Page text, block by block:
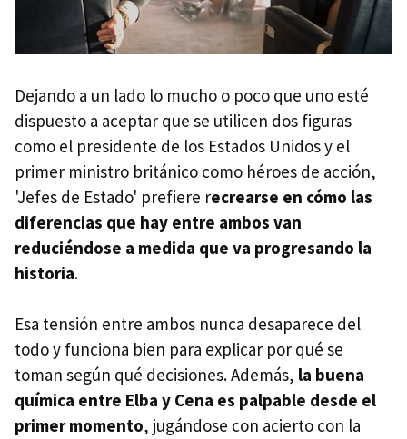
Dejando a un lado lo mucho o poco que uno esté
dispuesto a aceptar que se utilicen dos figuras
como el presidente de los Estados Unidos y el
primer ministro británico como héroes de acción,
'Jefes de Estado' prefiere recrearse en cómo las
diferencias que hay entre ambos van
reduciéndose a medida que va progresando la
historia.
Esa tensión entre ambos nunca desaparece del
todo y funciona bien para explicar por qué se
toman según qué decisiones. Además, la buena
química entre Elba y Cena es palpable desde el
primer momento, jugándose con acierto con la